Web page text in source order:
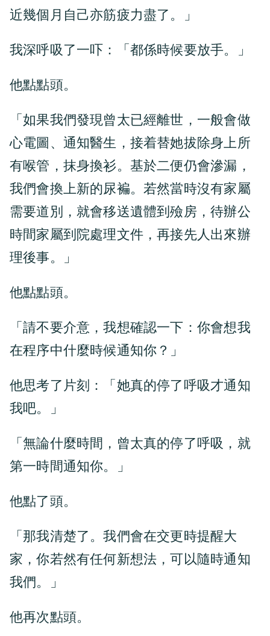
近幾個月自己亦筋疲力盡了。」
我深呼吸了一吓：「都係時候要放手。」
他點點頭。
「如果我們發現曾太已經離世，一般會做
心電圖、通知醫生，接着替她拔除身上所
有喉管，抹身換衫。基於二便仍會滲漏，
我們會換上新的尿褊。若然當時沒有家屬
需要道別，就會移送遺體到殮房，待辦公
時間家屬到院處理文件，再接先人出來辦
理後事。」
他點點頭。
「請不要介意，我想確認一下：你會想我
在程序中什麼時候通知你？」
他思考了片刻：「她真的停了呼吸才通知
我吧。」
「無論什麼時間，曾太真的停了呼吸，就
第一時間通知你。」
他點了頭。
「那我清楚了。我們會在交更時提醒大
家，你若然有任何新想法，可以隨時通知
我們。」
他再次點頭。